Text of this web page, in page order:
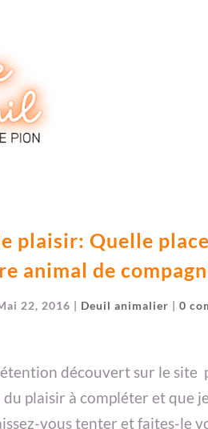
plaisir: Quelle
animal de
22, 2016 | Deuil animalier |0
découvert sur le
du plaisir à compléter et que
vous tenter et faites-le